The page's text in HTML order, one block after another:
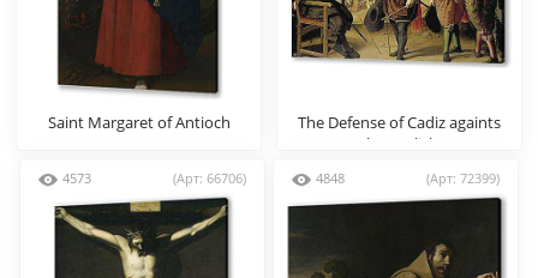
Saint Margaret of Antioch
The Defense of Cadiz againts
the English
4573 (Арт: 66706) 4848 (Арт: 72399)